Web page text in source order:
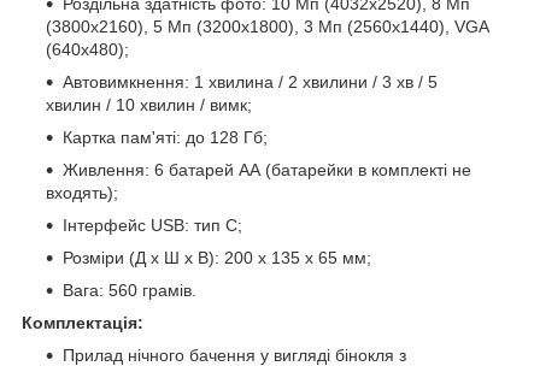
(3800х2160), 5 Мп (3200х1800), 3 Мп (2560х1440), VGA
(640х480);
Автовимкнення: 1 хвилина / 2 хвилини / 3 хв / 5
хвилин / 10 хвилин / вимк;
Картка пам'яті: до 128 Гб;
Живлення: 6 батарей АА (батарейки в комплекті не
входять);
Інтерфейс USB: тип C;
Розміри (Д х Ш х В): 200 х 135 х 65 мм;
Вага: 560 грамів.
Комплектація:
Прилад нічного бачення у вигляді бінокля з